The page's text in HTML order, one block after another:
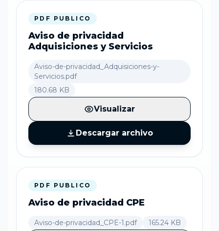
PDF PUBLICO
Aviso de privacidad
Adquisiciones y Servicios
Aviso-de-privacidad_Adquisiciones-y-
Servicios.pdf
180.68 KB
Visualizar
Descargar archivo
PDF PUBLICO
Aviso de privacidad CPE
Aviso-de-privacidad_CPE-1.pdf 165.24 KB